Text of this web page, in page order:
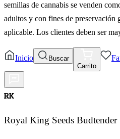
semillas de cannabis se venden
adultos y con fines de preservación
aplicable. Los clientes deben ser
Inicio
Buscar
Carrito
RK
Royal King Seeds Budtender